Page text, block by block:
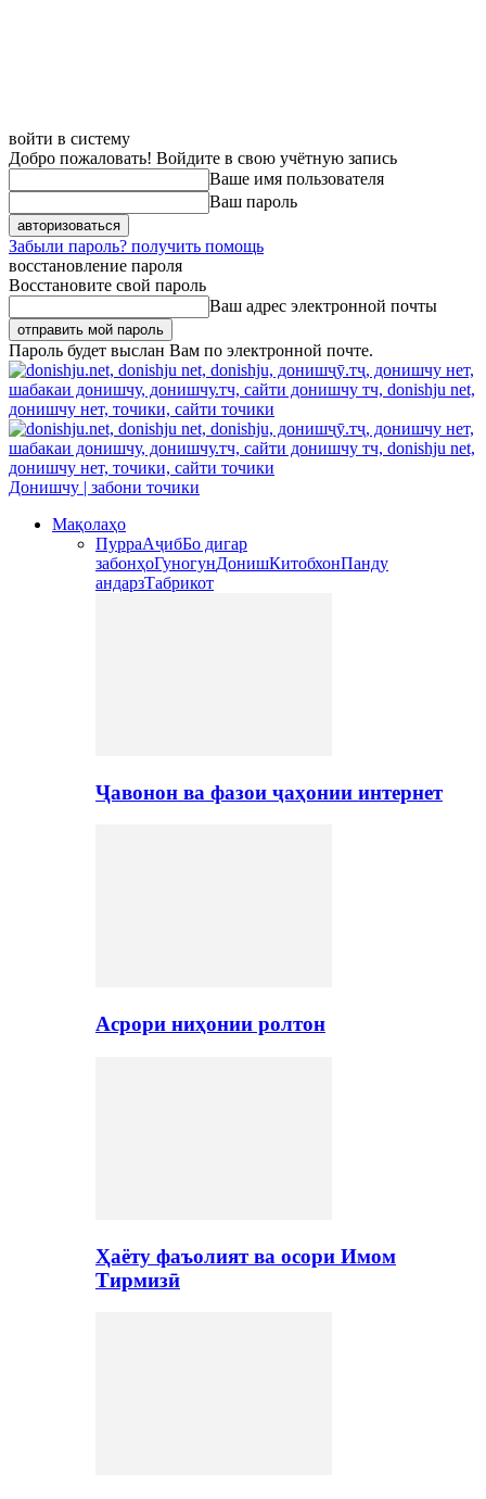
войти в систему
Добро пожаловать! Войдите в свою учётную запись
Ваше имя пользователя
Ваш пароль
Забыли пароль? получить помощь
восстановление пароля
Восстановите свой пароль
Ваш адрес электронной почты
Пароль будет выслан Вам по электронной почте.
Донишчу | забони точики
Мақолаҳо
ПурраАҷибБо дигар
забонҳоГуногунДонишКитобхонПанду
андарзТабрикот
Ҷавонон ва фазои ҷаҳонии интернет
Асрори ниҳонии ролтон
Ҳаёту фаъолият ва осори Имом
Тирмизӣ